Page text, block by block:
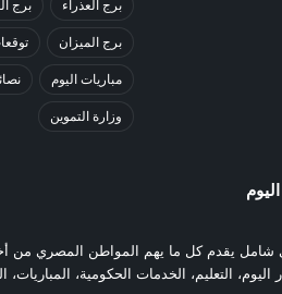
برج العذراء برج
برج الميزان
مباريات اليوم
وزارة التموين
شامل يقدم كل ما يهم المواطن المصري من
اليوم، التعليم، الخدمات الحكومية، المباريات،